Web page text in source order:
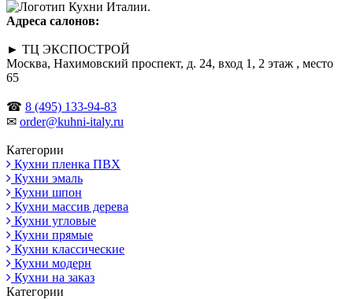
Адреса салонов:
► ТЦ ЭКСПОСТРОЙ
Москва, Нахимовский проспект, д. 24, вход 1, 2 этаж , место
65
☎ 8 (495) 133-94-83
✉ order@kuhni-italy.ru
Категории
Кухни пленка ПВХ
Кухни эмаль
Кухни шпон
Кухни массив дерева
Кухни угловые
Кухни прямые
Кухни классические
Кухни модерн
Кухни на заказ
Категории